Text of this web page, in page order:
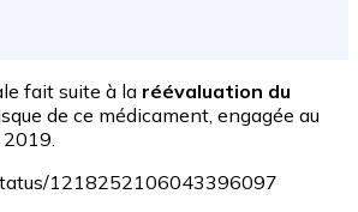
fait suite à la réévaluation du
de ce médicament, engagée au
1218252106043396097